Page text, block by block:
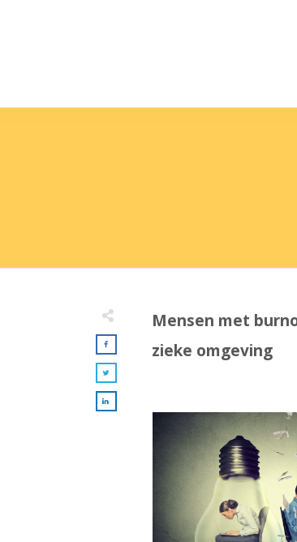
Mensen met
zieke omgeving